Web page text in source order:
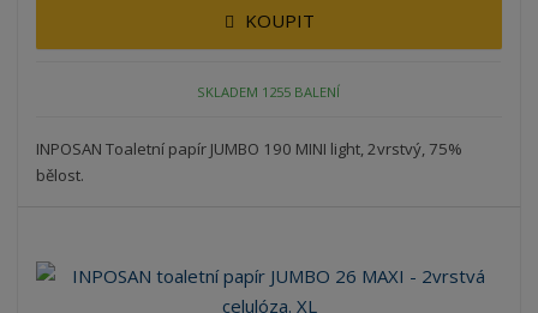
KOUPIT
SKLADEM 1255 BALENÍ
INPOSAN Toaletní papír JUMBO 190 MINI light, 2vrstvý, 75%
bělost.